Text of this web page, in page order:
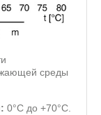
среды
0°C до +70°C.